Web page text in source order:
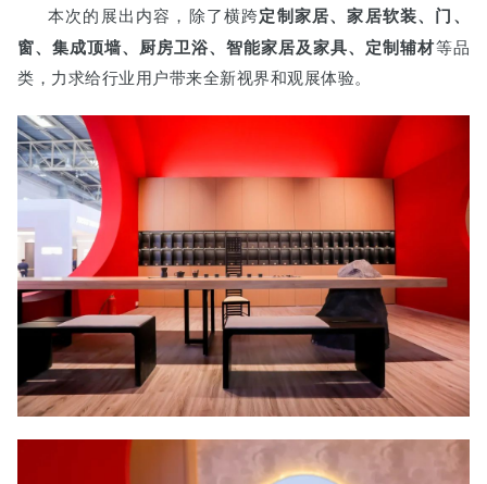
本次的展出内容，除了横跨定制家居、家居软装、 门、
窗、集成顶墙、厨房卫浴、智能家居及家具、定制辅材等品
类，力求给行业用户带来全新视界和观展体验。